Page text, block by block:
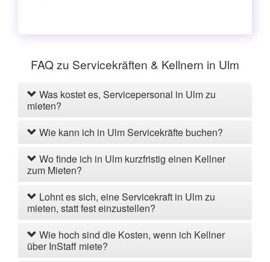
FAQ zu Servicekräften & Kellnern in Ulm
Was kostet es, Servicepersonal in Ulm zu
mieten?
Wie kann ich in Ulm Servicekräfte buchen?
Wo finde ich in Ulm kurzfristig einen Kellner
zum Mieten?
Lohnt es sich, eine Servicekraft in Ulm zu
mieten, statt fest einzustellen?
Wie hoch sind die Kosten, wenn ich Kellner
über InStaff miete?